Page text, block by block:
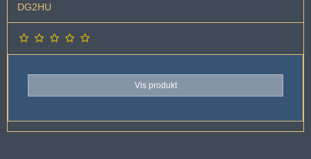
DG2HU
Vis produkt